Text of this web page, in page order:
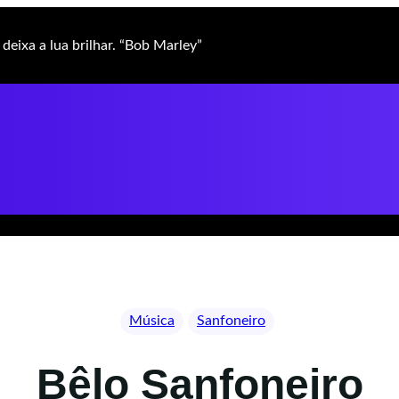
a lua brilhar. “Bob Marley”
Música Sanfoneiro
Bêlo Sanfoneiro